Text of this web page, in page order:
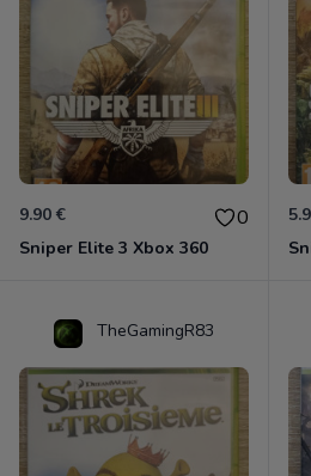
9.90 € 0
Sniper Elite 3 Xbox 360
TheGamingR83